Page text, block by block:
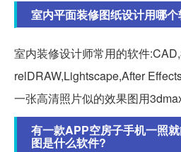
室内平面装修图纸设计用哪
室内装修设计师常用的软件
relDRAW,Lightscape,After
一张高清照片似的效果图用
有一款APP空房子手机一照
图是什么软件?